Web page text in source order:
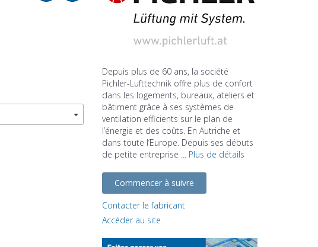
Depuis plus de 60 ans, la société
Pichler-Lufttechnik offre plus de confort
dans les logements, bureaux, ateliers et
bâtiment grâce à ses systèmes de
ventilation efficients sur le plan de
l’énergie et des coûts. En Autriche et
dans toute l’Europe. Depuis ses débuts
de petite entreprise ... Plus de détails
Commencer à suivre
Contacter le fabricant
Accéder au site